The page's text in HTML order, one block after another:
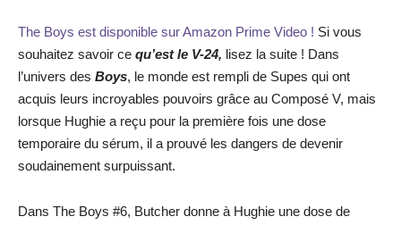
The Boys est disponible sur Amazon Prime Video ! Si vous
souhaitez savoir ce qu’est le V-24, lisez la suite ! Dans
l’univers des Boys, le monde est rempli de Supes qui ont
acquis leurs incroyables pouvoirs grâce au Composé V, mais
lorsque Hughie a reçu pour la première fois une dose
temporaire du sérum, il a prouvé les dangers de devenir
soudainement surpuissant.
Dans The Boys #6, Butcher donne à Hughie une dose de